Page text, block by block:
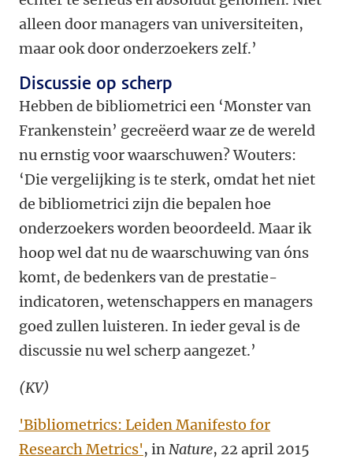
alleen door managers van universiteiten,
maar ook door onderzoekers zelf.’
Discussie op scherp
Hebben de bibliometrici een ‘Monster van
Frankenstein’ gecreëerd waar ze de wereld
nu ernstig voor waarschuwen? Wouters:
‘Die vergelijking is te sterk, omdat het niet
de bibliometrici zijn die bepalen hoe
onderzoekers worden beoordeeld. Maar ik
hoop wel dat nu de waarschuwing van óns
komt, de bedenkers van de prestatie-
indicatoren, wetenschappers en managers
goed zullen luisteren. In ieder geval is de
discussie nu wel scherp aangezet.’
(KV)
'Bibliometrics: Leiden Manifesto for
Research Metrics', inNature, 22 april 2015